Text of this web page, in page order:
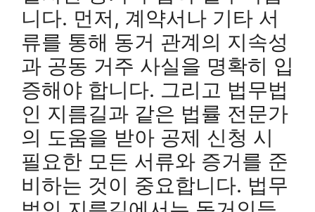
니다. 먼저, 계약서나 기타 서
류를 통해 동거 관계의 지속성
과 공동 거주 사실을 명확히 입
증해야 합니다. 그리고 법무법
인 지름길과 같은 법률 전문가
의 도움을 받아 공제 신청 시
필요한 모든 서류와 증거를 준
비하는 것이 중요합니다. 법무